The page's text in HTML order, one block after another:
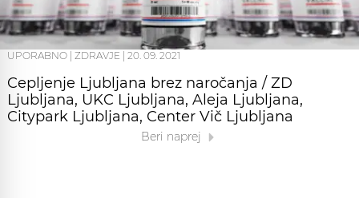
UPORABNO ZDRAVJE 20. 09. 2021
Cepljenje Ljubljana brez naročanja / ZD
Ljubljana, UKC Ljubljana, Aleja Ljubljana,
Citypark Ljubljana, Center Vič Ljubljana
Beri naprej